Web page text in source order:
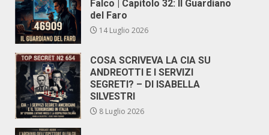
Falco | Capitolo 32: Il Guardiano
del Faro
14 Luglio 2026
COSA SCRIVEVA LA CIA SU
ANDREOTTI E I SERVIZI
SEGRETI? – DI ISABELLA
SILVESTRI
8 Luglio 2026